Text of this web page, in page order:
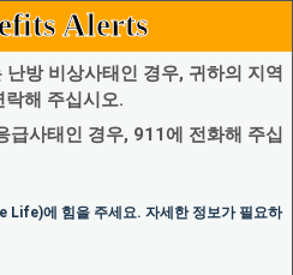
Alerts
방 비상사태인 경우, 귀하의 지역
락해 주십시오.
급사태인 경우, 911에 전화해 주십
Life)에 힘을 주세요. 자세한 정보가 필요하